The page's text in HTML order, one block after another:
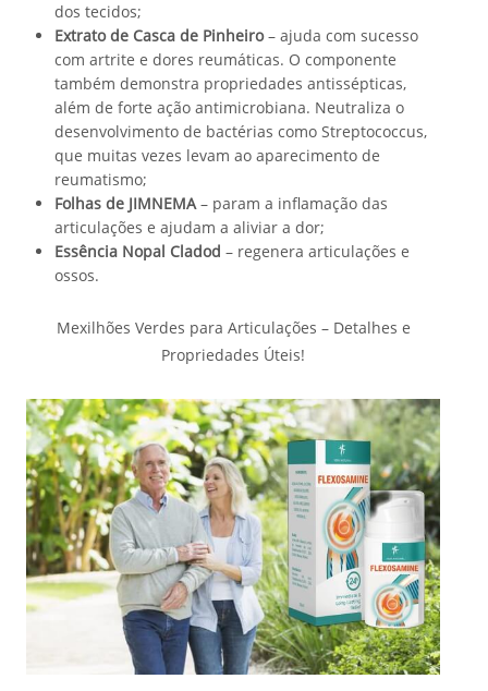
dos tecidos;
Extrato de Casca de Pinheiro– ajuda com sucesso
com artrite e dores reumáticas. O componente
também demonstra propriedades antissépticas,
além de forte ação antimicrobiana. Neutraliza o
desenvolvimento de bactérias como Streptococcus,
que muitas vezes levam ao aparecimento de
reumatismo;
Folhas de JIMNEMA– param a inflamação das
articulações e ajudam a aliviar a dor;
Essência Nopal Cladod – regenera articulações e
ossos.
Mexilhões Verdes para Articulações – Detalhes e
Propriedades Úteis!